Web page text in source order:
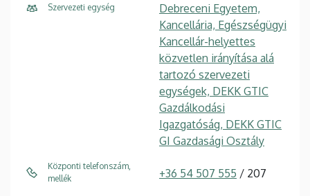
Szervezeti egység
Debreceni Egyetem,
Kancellária, Egészségügyi
Kancellár-helyettes
közvetlen irányítása alá
tartozó szervezeti
egységek, DEKK GTIC
Gazdálkodási
Igazgatóság, DEKK GTIC
GI Gazdasági Osztály
Központi telefonszám,
mellék
+36 54 507 555 / 207